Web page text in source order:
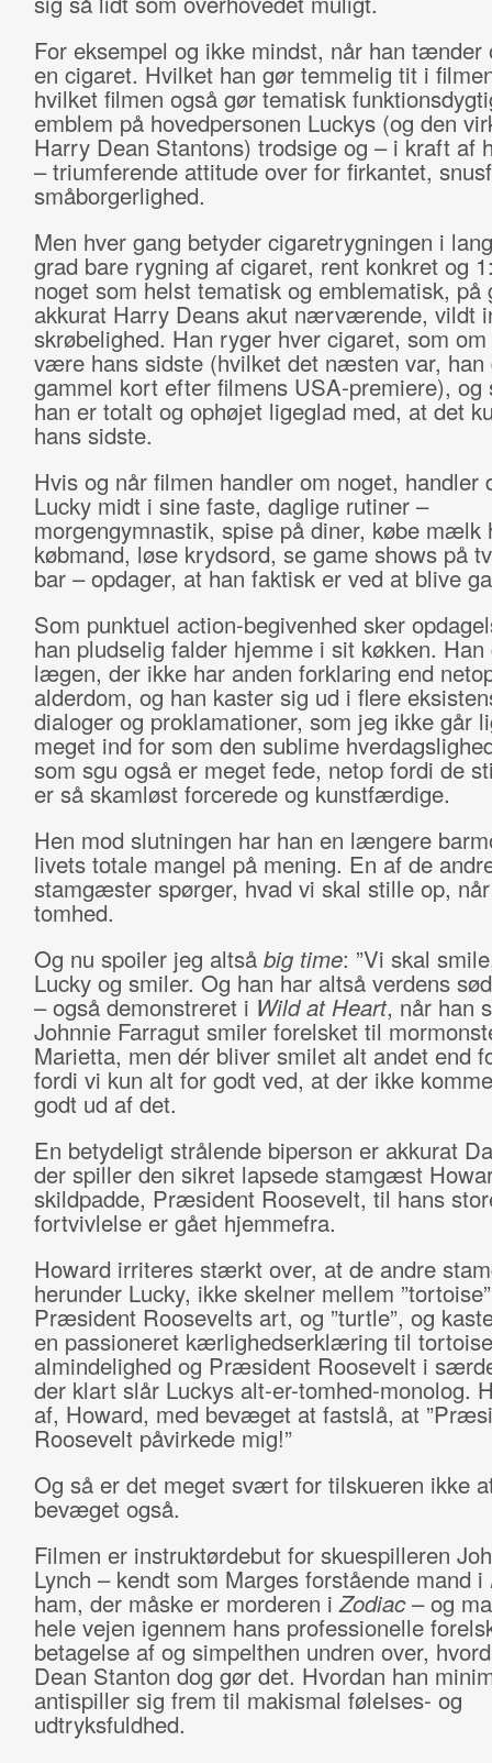
For eksempel og ikke mindst, når han tænder
en cigaret. Hvilket han gør temmelig tit i
hvilket filmen også gør tematisk
emblem på hovedpersonen Luckys (og den
Harry Dean Stantons) trodsige og – i kraft af
– triumferende attitude over for firkantet,
småborgerlighed.
Men hver gang betyder cigaretrygningen i
grad bare rygning af cigaret, rent konkret og
noget som helst tematisk og emblematisk, på
akkurat Harry Deans akut nærværende, vildt
skrøbelighed. Han ryger hver cigaret, som
være hans sidste (hvilket det næsten var, han
gammel kort efter filmens USA-premiere), og
han er totalt og ophøjet ligeglad med, at det
hans sidste.
Hvis og når filmen handler om noget, handler
Lucky midt i sine faste, daglige rutiner –
morgengymnastik, spise på diner, købe mælk
købmand, løse krydsord, se game shows på
bar – opdager, at han faktisk er ved at blive
Som punktuel action-begivenhed sker
han pludselig falder hjemme i sit køkken.
lægen, der ikke har anden forklaring end
alderdom, og han kaster sig ud i flere
dialoger og proklamationer, som jeg ikke går
meget ind for som den sublime
som sgu også er meget fede, netop fordi de
er så skamløst forcerede og kunstfærdige.
Hen mod slutningen har han en længere
livets totale mangel på mening. En af de
stamgæster spørger, hvad vi skal stille op,
tomhed.
Og nu spoiler jeg altså big time: ”Vi skal
Lucky og smiler. Og han har altså verdens
– også demonstreret i Wild at Heart, når han
Johnnie Farragut smiler forelsket til
Marietta, men dér bliver smilet alt andet end
fordi vi kun alt for godt ved, at der ikke
godt ud af det.
En betydeligt strålende biperson er akkurat
der spiller den sikret lapsede stamgæst
skildpadde, Præsident Roosevelt, til hans
fortvivlelse er gået hjemmefra.
Howard irriteres stærkt over, at de andre
herunder Lucky, ikke skelner mellem
Præsident Roosevelts art, og ”turtle”, og
en passioneret kærlighedserklæring til
almindelighed og Præsident Roosevelt i
der klart slår Luckys alt-er-tomhed-monolog.
af, Howard, med bevæget at fastslå, at
Roosevelt påvirkede mig!”
Og så er det meget svært for tilskueren ikke
bevæget også.
Filmen er instruktørdebut for skuespilleren
Lynch – kendt som Marges forstående mand i
ham, der måske er morderen iZodiac– og
hele vejen igennem hans professionelle
betagelse af og simpelthen undren over,
Dean Stanton dog gør det. Hvordan han
antispiller sig frem til makismal følelses- og
udtryksfuldhed.